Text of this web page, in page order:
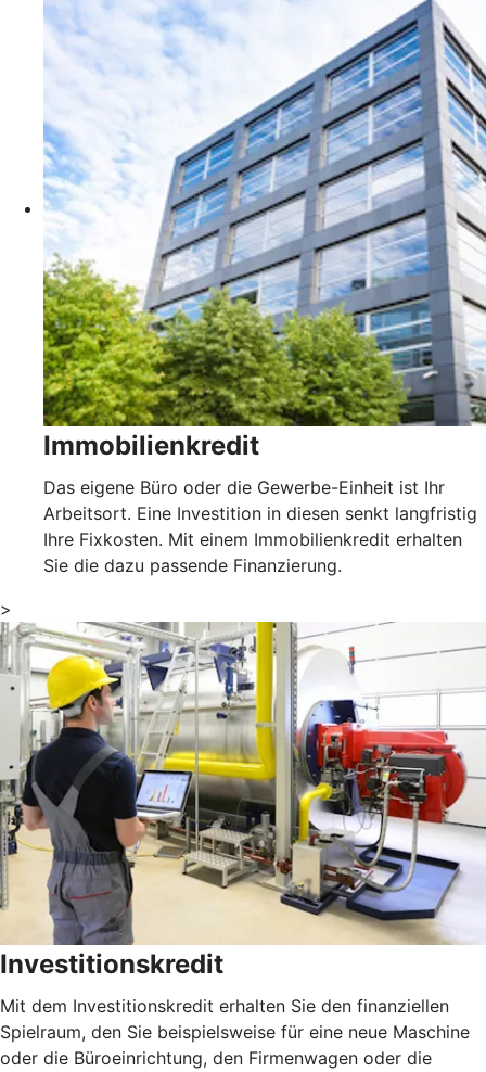
Immobilienkredit
Das eigene Büro oder die Gewerbe-Einheit ist Ihr
Arbeitsort. Eine Investition in diesen senkt langfristig
Ihre Fixkosten. Mit einem Immobilienkredit erhalten
Sie die dazu passende Finanzierung.
>
Investitionskredit
Mit dem Investitionskredit erhalten Sie den finanziellen
Spielraum, den Sie beispielsweise für eine neue Maschine
oder die Büroeinrichtung, den Firmenwagen oder die